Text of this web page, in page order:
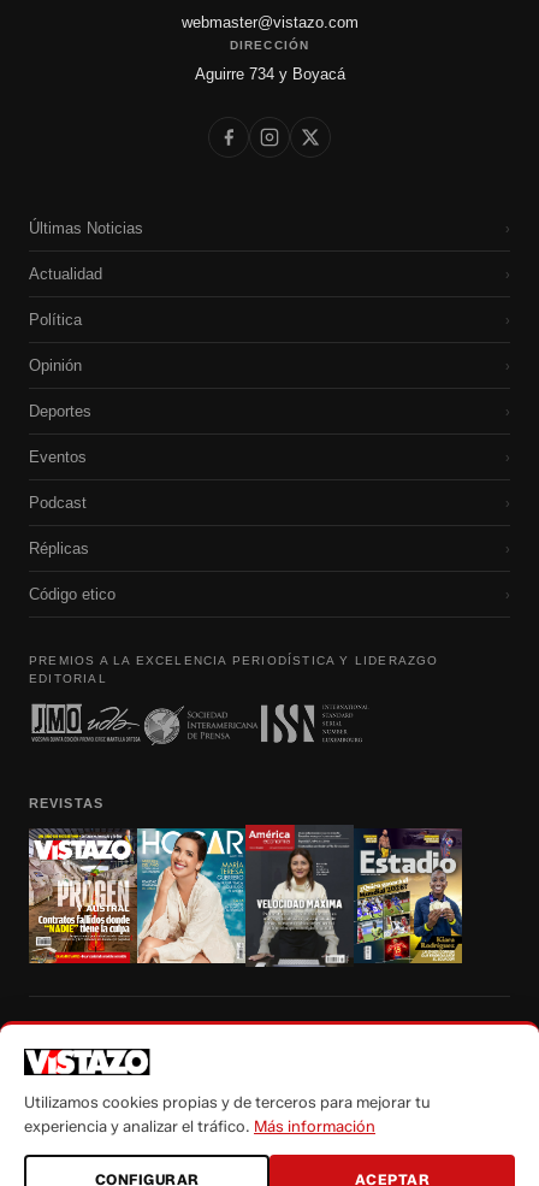
webmaster@vistazo.com
DIRECCIÓN
Aguirre 734 y Boyacá
Últimas Noticias ›
Actualidad ›
Política ›
Opinión ›
Deportes ›
Eventos ›
Podcast ›
Réplicas ›
Código etico ›
PREMIOS A LA EXCELENCIA PERIODÍSTICA Y LIDERAZGO
EDITORIAL
REVISTAS
autorización escrita de su titular, de todos los contenidos de Vistazo.com.
Utilizamos cookies propias y de terceros para mejorar tu
experiencia y analizar el tráfico. Más información
CONFIGURAR ACEPTAR